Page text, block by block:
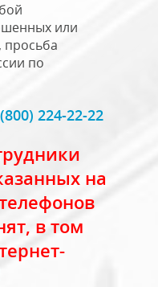
или
просьба
по
224-22-22
на
в том